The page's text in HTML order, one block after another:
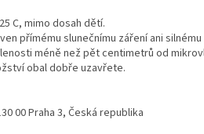
C, mimo dosah dětí.
přímému slunečnímu záření ani
méně než pět centimetrů od
obal dobře uzavřete.
00 Praha 3, Česká republika